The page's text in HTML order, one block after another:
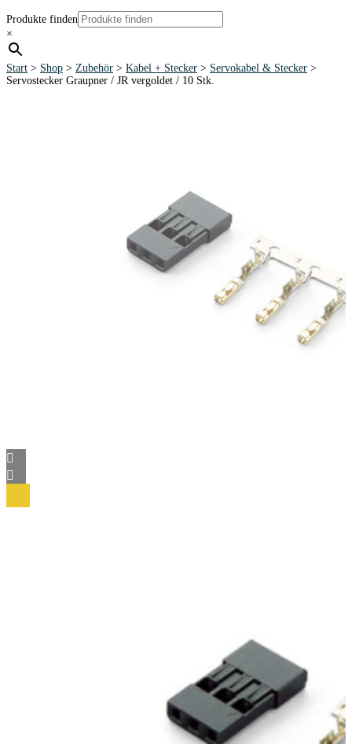
Produkte finden
×
Start > Shop > Zubehör > Kabel + Stecker > Servokabel & Stecker >
Servostecker Graupner / JR vergoldet / 10 Stk.